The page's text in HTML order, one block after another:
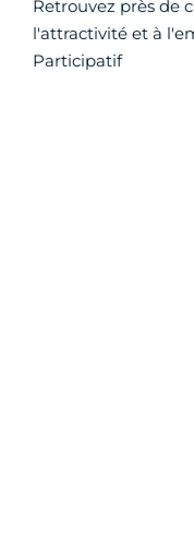
Retrouvez près de
l'attractivité et à
Participatif